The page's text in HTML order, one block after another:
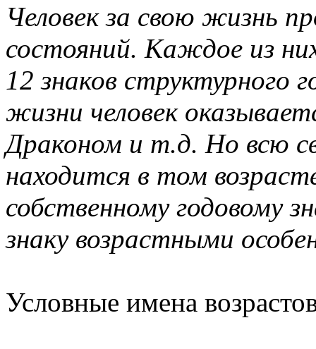
Человек за свою жизнь
состояний. Каждое из
12 знаков структурного
жизни человек
Драконом и т.д. Но всю
находится в том
собственному годовому
знаку возрастными
Условные имена